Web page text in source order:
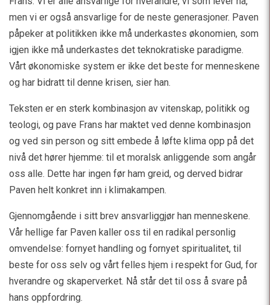
men vi er også ansvarlige for de neste generasjoner. Paven
påpeker at politikken ikke må underkastes økonomien, som
igjen ikke må underkastes det teknokratiske paradigme.
Vårt økonomiske system er ikke det beste for menneskene
og har bidratt til denne krisen, sier han.
Teksten er en sterk kombinasjon av vitenskap, politikk og
teologi, og pave Frans har maktet ved denne kombinasjon
og ved sin person og sitt embede å løfte klima opp på det
nivå det hører hjemme: til et moralsk anliggende som angår
oss alle. Dette har ingen før ham greid, og derved bidrar
Paven helt konkret inn i klimakampen.
Gjennomgående i sitt brev ansvarliggjør han menneskene.
Vår hellige far Paven kaller oss til en radikal personlig
omvendelse: fornyet handling og fornyet spiritualitet, til
beste for oss selv og vårt felles hjem i respekt for Gud, for
hverandre og skaperverket. Nå står det til oss å svare på
hans oppfordring.